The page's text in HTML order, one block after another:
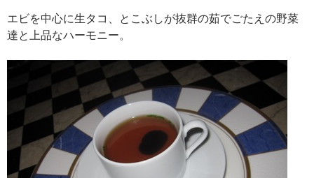
エビを中心に生タコ、とこぶしが抜群の茹でごたえの野菜
達と上品なハーモニー。